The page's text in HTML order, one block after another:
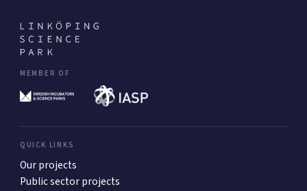
MEMBER OF
QUICK LINKS
Our projects
Public sector projects